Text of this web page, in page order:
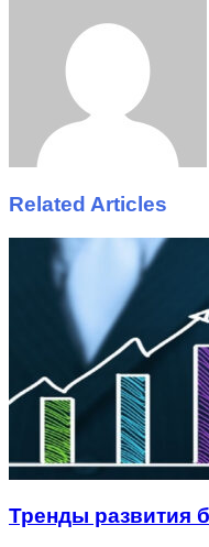
Related Articles
Тренды развития